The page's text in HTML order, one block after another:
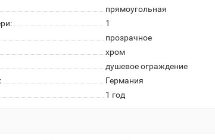
прямоугольная
1
прозрачное
хром
душевое ограждение
Германия
1 год